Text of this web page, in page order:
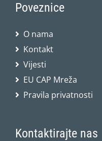
Poveznice
O nama
Kontakt
Vijesti
EU CAP Mreža
Pravila privatnosti
Kontaktirajte nas